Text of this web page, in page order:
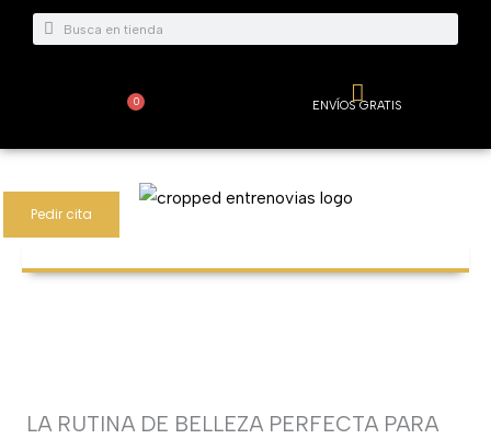
Buscar
Buscar
0
Carrito ENVÍOS GRATIS
Pedir cita
LA RUTINA DE BELLEZA PERFECTA PARA